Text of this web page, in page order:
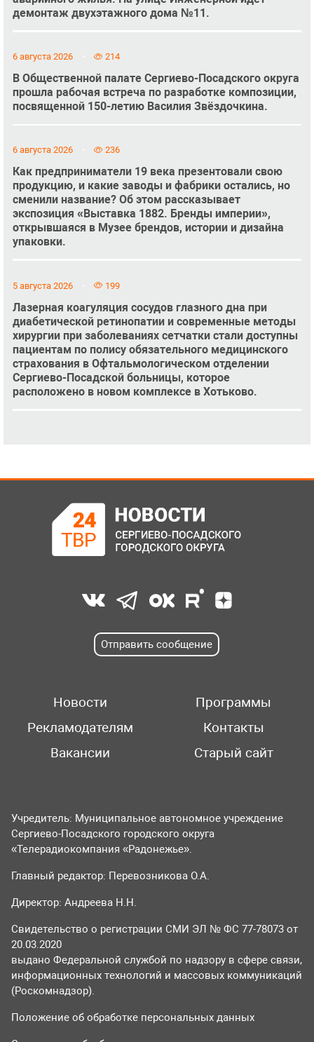
демонтаж двухэтажного дома №11.
6 августа 2026 214
В Общественной палате Сергиево-Посадского округа
прошла рабочая встреча по разработке композиции,
посвященной 150-летию Василия Звёздочкина.
6 августа 2026 236
Как предприниматели 19 века презентовали свою
продукцию, и какие заводы и фабрики остались, но
сменили название? Об этом рассказывает
экспозиция «Выставка 1882. Бренды империи»,
открывшаяся в Музее брендов, истории и дизайна
упаковки.
5 августа 2026 199
Лазерная коагуляция сосудов глазного дна при
диабетической ретинопатии и современные методы
хирургии при заболеваниях сетчатки стали доступны
пациентам по полису обязательного медицинского
страхования в Офтальмологическом отделении
Сергиево-Посадской больницы, которое
расположено в новом комплексе в Хотьково.
Отправить сообщение
Новости
Программы
Рекламодателям
Контакты
Вакансии
Старый сайт
Учредитель: Муниципальное автономное учреждение
Сергиево-Посадского городского округа
«Телерадиокомпания «Радонежье».
Главный редактор: Перевозникова О.А.
Директор: Андреева Н.Н.
Свидетельство о регистрации СМИ ЭЛ № ФС 77-78073 от
20.03.2020
выдано Федеральной службой по надзору в сфере связи,
информационных технологий и массовых коммуникаций
(Роскомнадзор).
Положение об обработке персональных данных